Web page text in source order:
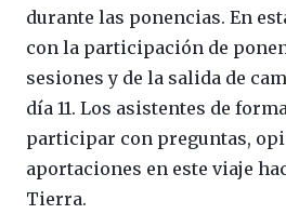
durante las ponencias. En
con la participación de
sesiones y de la salida de
día 11. Los asistentes de
participar con preguntas,
aportaciones en este viaje
Tierra.